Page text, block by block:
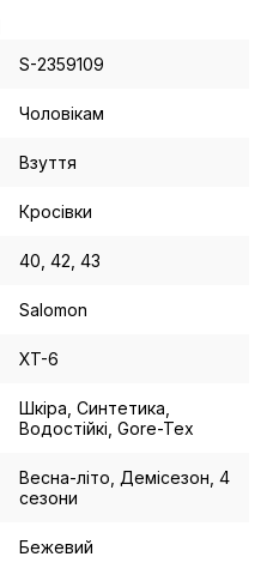
S-2359109
Чоловікам
Взуття
Кросівки
40, 42, 43
Salomon
XT-6
Шкіра, Синтетика,
Водостійкі, Gore-Tex
Весна-літо, Демісезон, 4
сезони
Бежевий